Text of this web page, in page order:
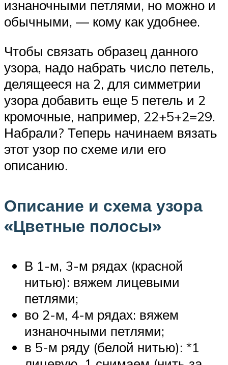
изнаночными петлями, но можно и
обычными, — кому как удобнее.
Чтобы связать образец данного
узора, надо набрать число петель,
делящееся на 2, для симметрии
узора добавить еще 5 петель и 2
кромочные, например, 22+5+2=29.
Набрали? Теперь начинаем вязать
этот узор по схеме или его
описанию.
Описание и схема узора
«Цветные полосы»
В 1-м, 3-м рядах (красной
нитью): вяжем лицевыми
петлями;
во 2-м, 4-м рядах: вяжем
изнаночными петлями;
в 5-м ряду (белой нитью): *1